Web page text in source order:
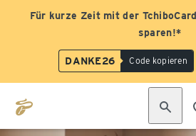
Für kurze Zeit mit der
sparen!*
DANKE26 Code kopieren